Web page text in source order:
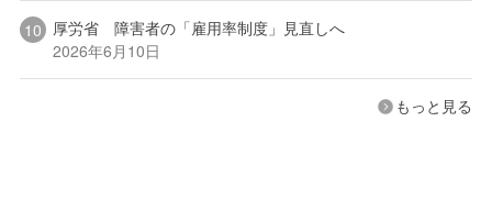
厚労省 障害者の「雇用率制度」見直しへ
2026年6月10日
もっと見る